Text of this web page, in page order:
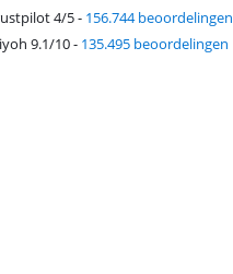
4/5- 156.744 beoordelingen
9.1/10- 135.495 beoordelingen